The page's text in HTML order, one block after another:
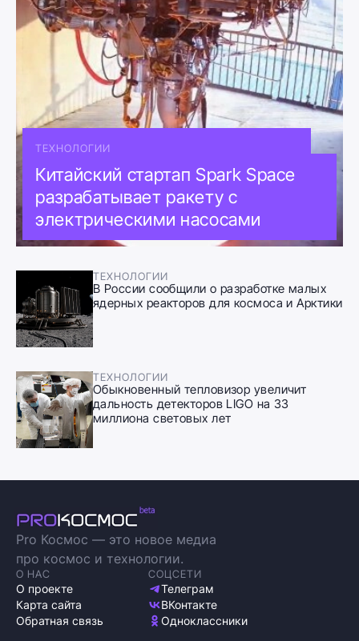
ТЕХНОЛОГИИ
Китайский стартап Spark Space
разрабатывает ракету с
электрическими насосами
ТЕХНОЛОГИИ
В России сообщили о разработке малых
ядерных реакторов для космоса и Арктики
ТЕХНОЛОГИИ
Обыкновенный тепловизор увеличит
дальность детекторов LIGO на 33
миллиона световых лет
Pro Космос — это новое медиа
про космос и технологии.
О НАС
О проекте
Карта сайта
Обратная связь
СОЦСЕТИ
Телеграм
ВКонтакте
Одноклассники